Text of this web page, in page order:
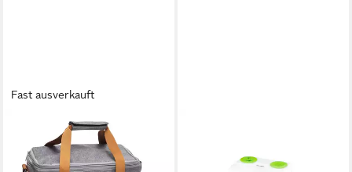
Fast ausverkauft
Kühltasche AD 4536,
Thermotasche 10L, Lunch-
und Warmhaltefunktion, 2